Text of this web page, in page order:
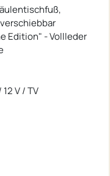
Edition" - Vollleder
V / TV